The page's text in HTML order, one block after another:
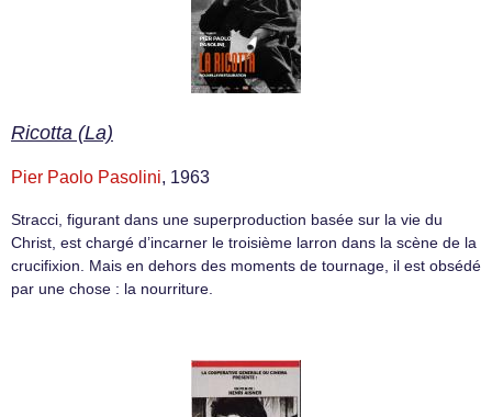
Ricotta (La)
Pier Paolo Pasolini, 1963
Stracci, figurant dans une superproduction basée sur la vie du
Christ, est chargé d’incarner le troisième larron dans la scène de la
crucifixion. Mais en dehors des moments de tournage, il est obsédé
par une chose : la nourriture.